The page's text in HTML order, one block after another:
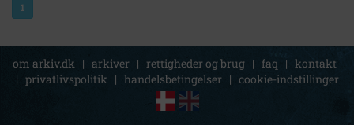
1
om arkiv.dk | arkiver | rettigheder og brug | faq | kontakt
| privatlivspolitik | handelsbetingelser | cookie-indstillinger